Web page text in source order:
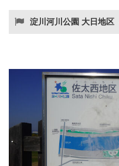
淀川河川公園 大日地区